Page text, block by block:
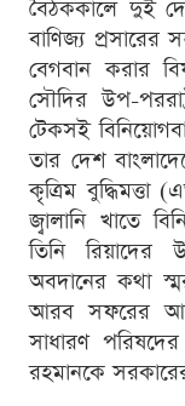
বৈঠককালে দুই
বাণিজ্য প্রসারের
বেগবান করার
সৌদির উপ-
টেকসই
তার দেশ
কৃত্রিম
জ্বালানি খাতে
তিনি রিয়াদের
অবদানের কথা
আরব সফরের
সাধারণ
রহমানকে